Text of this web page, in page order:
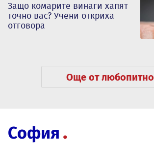
Защо комарите винаги хапят
точно вас? Учени откриха
отговора
Още от любопитно
София